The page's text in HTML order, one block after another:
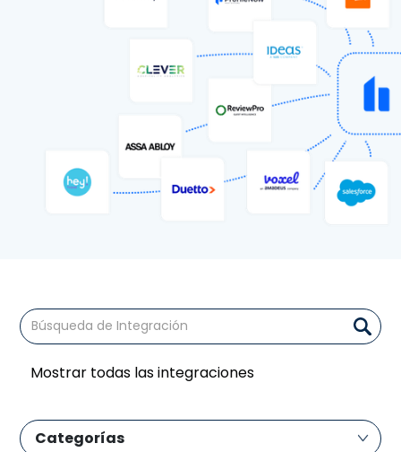
Mostrar todas las integraciones
Categorías